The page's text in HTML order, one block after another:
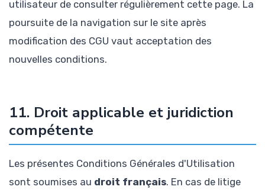
utilisateur de consulter régulièrement cette page. La
poursuite de la navigation sur le site après
modification des CGU vaut acceptation des
nouvelles conditions.
11. Droit applicable et juridiction
compétente
Les présentes Conditions Générales d'Utilisation
sont soumises au droit français. En cas de litige